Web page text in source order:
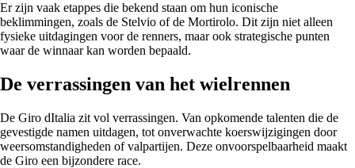
Er zijn vaak etappes die bekend staan om hun iconische
beklimmingen, zoals de Stelvio of de Mortirolo. Dit zijn niet alleen
fysieke uitdagingen voor de renners, maar ook strategische punten
waar de winnaar kan worden bepaald.
De verrassingen van het wielrennen
De Giro dItalia zit vol verrassingen. Van opkomende talenten die de
gevestigde namen uitdagen, tot onverwachte koerswijzigingen door
weersomstandigheden of valpartijen. Deze onvoorspelbaarheid maakt
de Giro een bijzondere race.